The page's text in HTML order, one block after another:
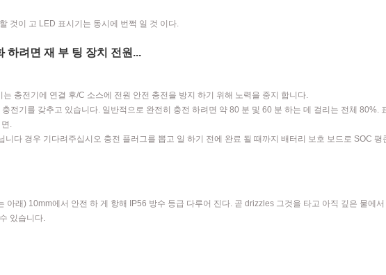
것이 고 LED 표시기는 동시에 번쩍 일 것 이다.
하려면 재 부 팅 장치 전원...
는 충전기에 연결 후/C 소스에 전원 안전 충전을 방지 하기 위해 노력을 중지 합니다.
충전기를 갖추고 있습니다. 일반적으로 완전히 충전 하려면 약 80 분 및 60 분 하는 데 걸리는 전체 80%.
.
니다 경우 기다려주십시오 충전 플러그를 뽑고 일 하기 전에 완료 될 때까지 배터리 보호 보드로 SOC
아래) 10mm에서 안전 하 게 항해 IP56 방수 등급 다루어 진다. 곧 drizzles 그것을 타고 아직 깊은 물에
있습니다.